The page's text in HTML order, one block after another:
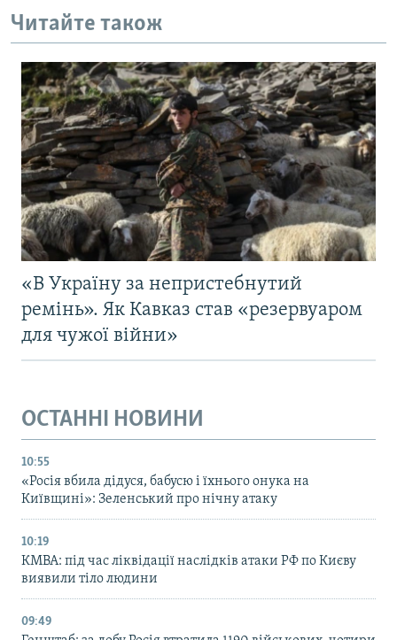
Читайте також
«В Україну за непристебнутий
ремінь». Як Кавказ став «резервуаром
для чужої війни»
ОСТАННІ НОВИНИ
10:55
«Росія вбила дідуся, бабусю і їхнього онука на
Київщині»: Зеленський про нічну атаку
10:19
КМВА: під час ліквідації наслідків атаки РФ по Києву
виявили тіло людини
09:49